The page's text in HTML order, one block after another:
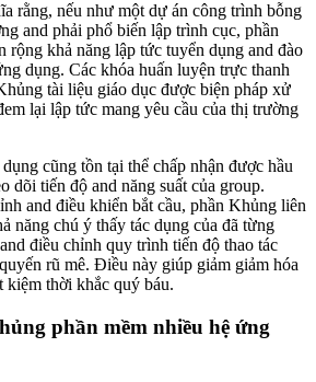
rằng, nếu như một dự án công trình bỗng
and phải phổ biến lập trình cục, phần
rộng khả năng lập tức tuyển dụng and đào
dụng. Các khóa huấn luyện trực thanh
tài liệu giáo dục được biện pháp xử
lại lập tức mang yêu cầu của thị trường
cũng tồn tại thể chấp nhận được hầu
dõi tiến độ and năng suất của group.
and điều khiển bắt cầu, phần Khủng liên
năng chú ý thấy tác dụng của đã từng
điều chỉnh quy trình tiến độ thao tác
rũ mê. Điều này giúp giảm giảm hóa
kiệm thời khắc quý báu.
phần mềm nhiều hệ ứng